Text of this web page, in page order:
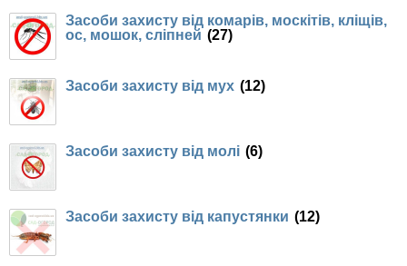
Засоби захисту від комарів, москітів, кліщів,
ос, мошок, сліпней (27)
Засоби захисту від мух (12)
Засоби захисту від молі (6)
Засоби захисту від капустянки (12)
Семена щавеля
Купить семена - хиты продаж
Архив